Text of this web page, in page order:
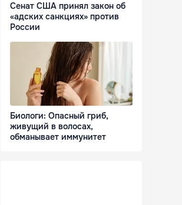
Сенат США принял закон об
«адских санкциях» против
России
Биологи: Опасный гриб,
живущий в волосах,
обманывает иммунитет